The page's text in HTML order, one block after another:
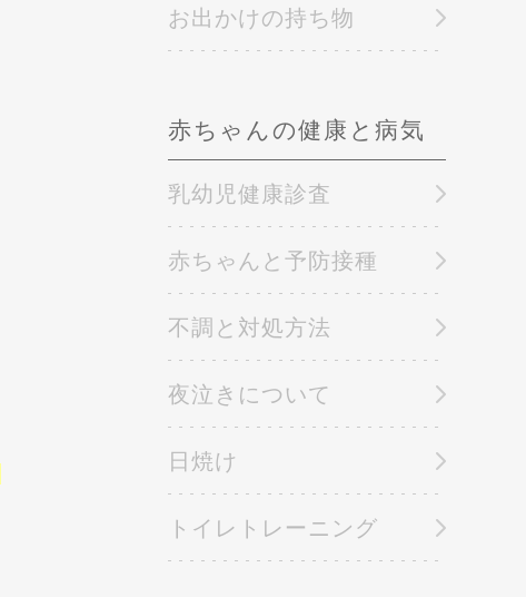
お出かけの持ち物
赤ちゃんの健康と病気
乳幼児健康診査
赤ちゃんと予防接種
不調と対処方法
夜泣きについて
日焼け
トイレトレーニング